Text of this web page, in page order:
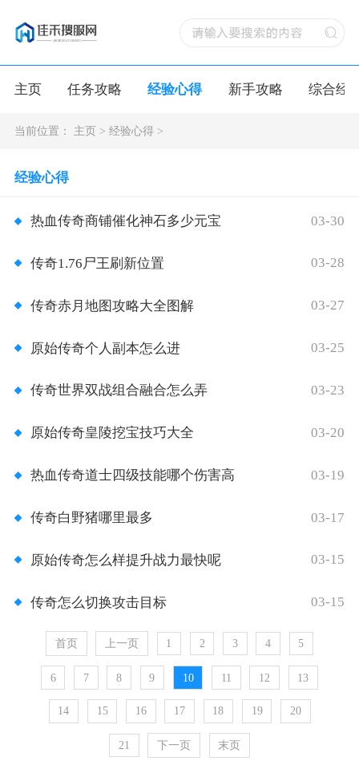
主页 任务攻略 经验心得 新手攻略 综合经
当前位置： 主页> 经验心得>
经验心得
热血传奇商铺催化神石多少元宝 03-30
传奇1.76尸王刷新位置 03-28
传奇赤月地图攻略大全图解 03-27
原始传奇个人副本怎么进 03-25
传奇世界双战组合融合怎么弄 03-23
原始传奇皇陵挖宝技巧大全 03-20
热血传奇道士四级技能哪个伤害高 03-19
传奇白野猪哪里最多 03-17
原始传奇怎么样提升战力最快呢 03-15
传奇怎么切换攻击目标 03-15
首页 上一页 1 2 3 4 5
6 7 8 9 10 11 12 13
14 15 16 17 18 19 20
21 下一页 末页